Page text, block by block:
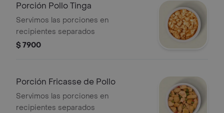
Porción Pollo Tinga
Servimos las porciones en
recipientes separados
$ 7900
Porción Fricasse de Pollo
Servimos las porciones en
recipientes separados